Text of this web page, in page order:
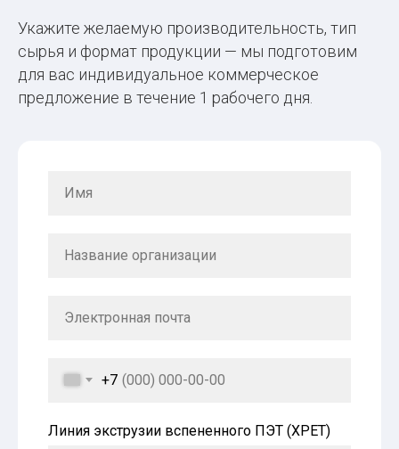
Укажите желаемую производительность, тип
сырья и формат продукции — мы подготовим
для вас индивидуальное коммерческое
предложение в течение 1 рабочего дня.
+7
Линия экструзии вспененного ПЭТ (XPET)